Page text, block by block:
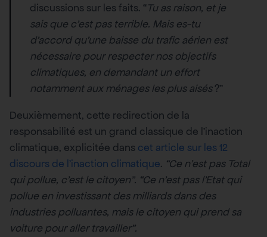
discussions sur les faits. “Tu as raison, et je
sais que c’est pas terrible. Mais es-tu
d’accord qu’une baisse du trafic aérien est
nécessaire pour respecter nos objectifs
climatiques, en demandant un effort
notamment aux ménages les plus aisés?”
Deuxièmement, cette redirection de la
responsabilité est un grand classique de l’inaction
climatique, explicitée dans cet article sur les 12
discours de l’inaction climatique. “Ce n’est pas Total
qui pollue, c’est le citoyen”. “Ce n’est pas l’Etat qui
pollue en investissant des milliards dans des
industries polluantes, mais le citoyen qui prend sa
voiture pour aller travailler”.